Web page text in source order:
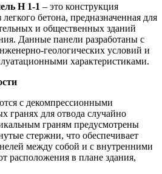
Н 1-1 – это конструкция
бетона, предназначенная для
и общественных зданий
Данные панели разработаны с
геологических условий и
характеристиками.
с декомпрессионными
гранях для отвода случайно
граням предусмотрены
стержни, что обеспечивает
между собой и с внутренними
расположения в плане здания,